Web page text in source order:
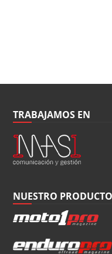
TRABAJAMOS EN
NUESTRO